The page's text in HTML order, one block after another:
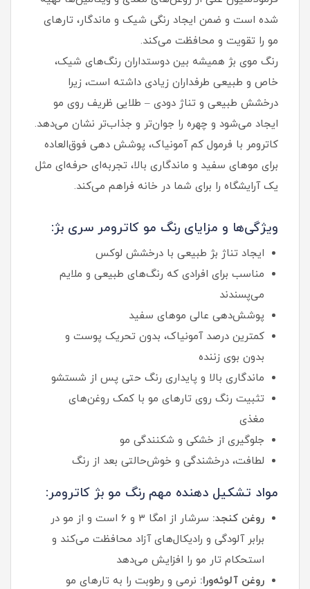
شده است و ضمن ایجاد رنگی شیک و ماندگار، تارهای
مو را تقویت و محافظت می‌کند.
رنگ موی بژ همیشه بین دوستداران رنگ‌های شیک،
خاص و طبیعی طرفداران زیادی داشته است، زیرا
درخشش طبیعی و تناژ دودی – طلایی ظریف روی مو
ایجاد می‌شود و چهره را جوان‌تر و جذاب‌تر نشان می‌دهد.
کاترومر با فرمول کم آمونیاک، پوشش دهی فوق‌العاده
برای موهای سفید و ماندگاری بالا، تجربه‌ای حرفه‌ای مثل
یک آرایشگاه را برای شما در خانه فراهم می‌کند.
ویژگی‌ها و مزایای رنگ مو کاترومر سری بژ:
ایجاد تناژ بژ طبیعی با درخشش لوکس
مناسب برای افرادی که رنگ‌های طبیعی و ملایم
می‌پسندند
پوشش‌دهی عالی موهای سفید
کمترین درصد آمونیاک، بدون تحریک پوست و
بدون بوی زننده
ماندگاری بالا و پایداری رنگ حتی پس از شستشو
تثبیت رنگ روی تارهای مو با کمک روغن‌های
مغذی
جلوگیری از خشکی و شکنندگی مو
لطافت، درخشندگی و خوش‌حالتی بعد از رنگ
مواد تشکیل دهنده مهم رنگ مو بژ کاترومر:
روغن کنجد:
سرشار از امگا ۳ و ۶ است و از مو در
برابر آلودگی و رادیکال‌های آزاد محافظت می‌کند و
استحکام تار مو را افزایش می‌دهد
روغن آلوئه‌ورا: نرمی و رطوبت را به تارهای مو